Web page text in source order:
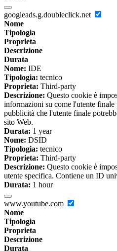
googleads.g.doubleclick.net
Nome
Tipologia
Proprieta
Descrizione
Durata
Nome: IDE
Tipologia: tecnico
Proprieta: Third-party
Descrizione: Questo cookie è
informazioni su come l'utente
pubblicità che l'utente finale
sito Web.
Durata: 1 year
Nome: DSID
Tipologia: tecnico
Proprieta: Third-party
Descrizione: Questo cookie è
utente specifica. Contiene un ID
Durata: 1 hour
www.youtube.com
Nome
Tipologia
Proprieta
Descrizione
Durata